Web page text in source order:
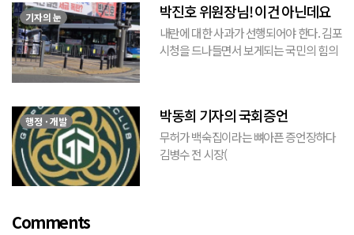
민(惑...
기자의 눈 박진호 위원장님! 이건 아닌데요
내란에 대한 사과가 선행되어야 한다. 김포
시청을 드나들면서 보게되는 국민의 힘의
이 하...
행정 · 개발 박동희 기자의 국회증언
무허가 백숙집이라는 뼈아픈 증언장하다
김병수 전 시장(
Comments